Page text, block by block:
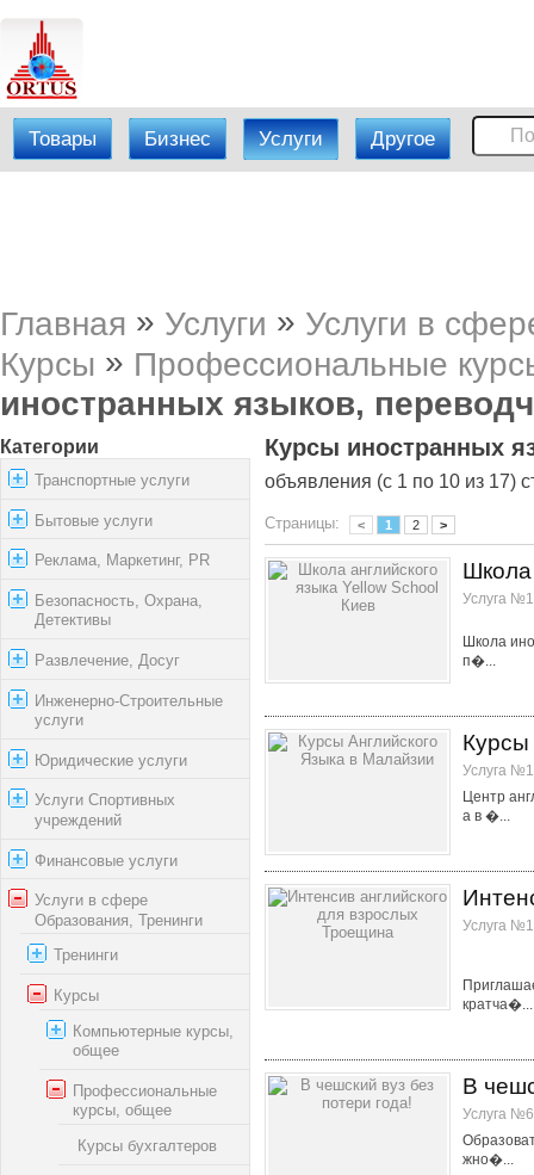
Товары Бизнес Услуги Другое
Главная » Услуги » Услуги в
Курсы » Профессиональные
иностранных языков,
Категории
Транспортные услуги
Бытовые услуги
Реклама, Маркетинг, PR
Безопасность, Охрана,
Детективы
Развлечение, Досуг
Инженерно-Строительные
услуги
Юридические услуги
Услуги Спортивных
учреждений
Финансовые услуги
Услуги в сфере
Образования, Тренинги
Тренинги
Курсы
Компьютерные курсы,
общее
Профессиональные
курсы, общее
Курсы бухгалтеров
Курсы иностранных
объявления (с 1 по 10 из 17)
Страницы: < 1 2 >
Школа
Услуга
Школа
п�...
Курсы
Услуга
Центр
а в �...
Услуга
кратча�...
В
Услуга
жно�...